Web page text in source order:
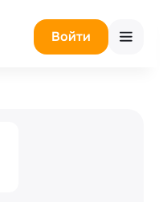
Войти